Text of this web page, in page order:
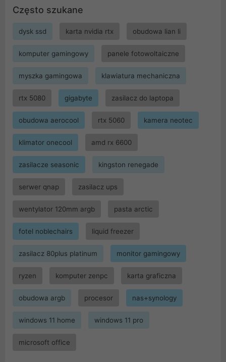
Często szukane
dysk ssd karta nvidia rtx obudowa lian li
komputer gamingowy panele fotowoltaiczne
myszka gamingowa klawiatura mechaniczna
rtx 5080 gigabyte zasilacz do laptopa
obudowa aerocool rtx 5060 kamera neotec
klimator onecool amd rx 6600
zasilacze seasonic kingston renegade
serwer qnap zasilacz ups
wentylator 120mm argb pasta arctic
fotel noblechairs liquid freezer
zasilacz 80plus platinum monitor gamingowy
ryzen komputer zenpc karta graficzna
obudowa argb procesor nas+synology
windows 11 home windows 11 pro
microsoft office